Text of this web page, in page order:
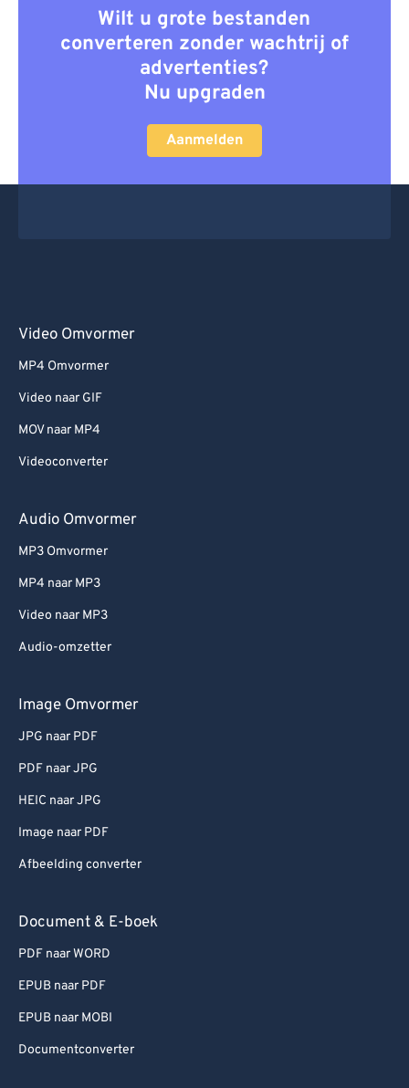
Wilt u grote bestanden
converteren zonder wachtrij of
advertenties?
Nu upgraden
Aanmelden
Video Omvormer
MP4 Omvormer
Video naar GIF
MOV naar MP4
Videoconverter
Audio Omvormer
MP3 Omvormer
MP4 naar MP3
Video naar MP3
Audio-omzetter
Image Omvormer
JPG naar PDF
PDF naar JPG
HEIC naar JPG
Image naar PDF
Afbeelding converter
Document & E-boek
PDF naar WORD
EPUB naar PDF
EPUB naar MOBI
Documentconverter